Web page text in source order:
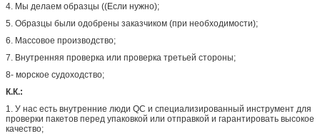
4. Мы делаем образцы ((Если нужно);
5. Образцы были одобрены заказчиком (при необходимости);
6. Массовое производство;
7. Внутренняя проверка или проверка третьей стороны;
8- морское судоходство;
К.К.:
1. У нас есть внутренние люди QC и специализированный инструмент для
проверки пакетов перед упаковкой или отправкой и гарантировать высокое
качество;